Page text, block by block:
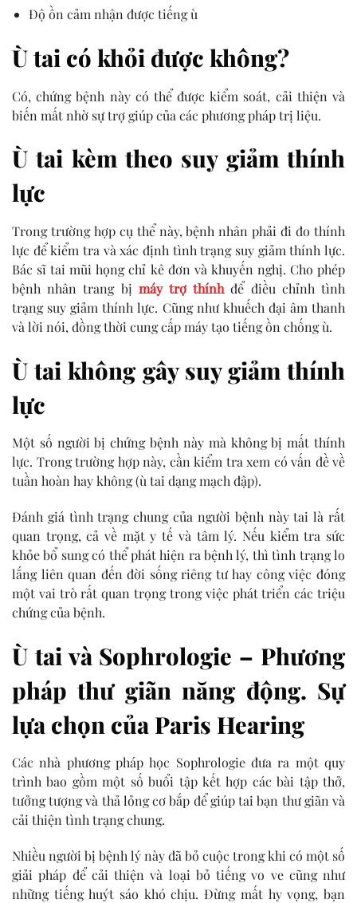
Độ ồn cảm nhận được tiếng ù
Ù tai có khỏi được không?
Có, chứng bệnh này có thể được kiểm soát, cải thiện và
biến mất nhờ sự trợ giúp của các phương pháp trị liệu.
Ù tai kèm theo suy giảm thính
lực
Trong trường hợp cụ thể này, bệnh nhân phải đi đo thính
lực để kiểm tra và xác định tình trạng suy giảm thính lực.
Bác sĩ tai mũi họng chỉ kê đơn và khuyến nghị. Cho phép
bệnh nhân trang bị máy trợ thính để điều chỉnh tình
trạng suy giảm thính lực. Cũng như khuếch đại âm thanh
và lời nói, đồng thời cung cấp máy tạo tiếng ồn chống ù.
Ù tai không gây suy giảm thính
lực
Một số người bị chứng bệnh này mà không bị mất thính
lực. Trong trường hợp này, cần kiểm tra xem có vấn đề về
tuần hoàn hay không (ù tai dạng mạch đập).
Đánh giá tình trạng chung của người bệnh này tai là rất
quan trọng, cả về mặt y tế và tâm lý. Nếu kiểm tra sức
khỏe bổ sung có thể phát hiện ra bệnh lý, thì tình trạng lo
lắng liên quan đến đời sống riêng tư hay công việc đóng
một vai trò rất quan trọng trong việc phát triển các triệu
chứng của bệnh.
Ù tai và Sophrologie – Phương
pháp thư giãn năng động. Sự
lựa chọn của Paris Hearing
Các nhà phương pháp học Sophrologie đưa ra một quy
trình bao gồm một số buổi tập kết hợp các bài tập thở,
tưởng tượng và thả lỏng cơ bắp để giúp tai bạn thư giãn và
cải thiện tình trạng chung.
Nhiều người bị bệnh lý này đã bỏ cuộc trong khi có một số
giải pháp để cải thiện và loại bỏ tiếng vo ve cũng như
những tiếng huýt sáo khó chịu. Đừng mất hy vọng, bạn